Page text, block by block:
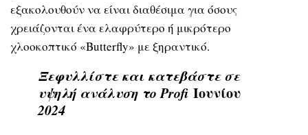
εξακολουθούν να είναι διαθέσιμα για όσους
χρειάζονται ένα ελαφρύτερο ή μικρότερο
χλοοκοπτικό «Butterfly» με ξηραντικό.
Ξεφυλλίστε και κατεβάστε σε
υψηλή ανάλυση το Profi Ιουνίου
2024